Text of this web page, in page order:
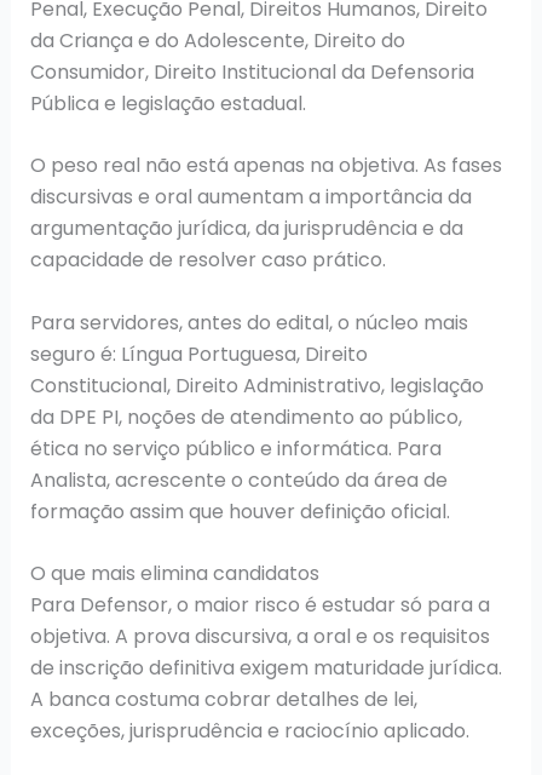
Penal, Execução Penal, Direitos Humanos, Direito
da Criança e do Adolescente, Direito do
Consumidor, Direito Institucional da Defensoria
Pública e legislação estadual.
O peso real não está apenas na objetiva. As fases
discursivas e oral aumentam a importância da
argumentação jurídica, da jurisprudência e da
capacidade de resolver caso prático.
Para servidores, antes do edital, o núcleo mais
seguro é: Língua Portuguesa, Direito
Constitucional, Direito Administrativo, legislação
da DPE PI, noções de atendimento ao público,
ética no serviço público e informática. Para
Analista, acrescente o conteúdo da área de
formação assim que houver definição oficial.
O que mais elimina candidatos
Para Defensor, o maior risco é estudar só para a
objetiva. A prova discursiva, a oral e os requisitos
de inscrição definitiva exigem maturidade jurídica.
A banca costuma cobrar detalhes de lei,
exceções, jurisprudência e raciocínio aplicado.